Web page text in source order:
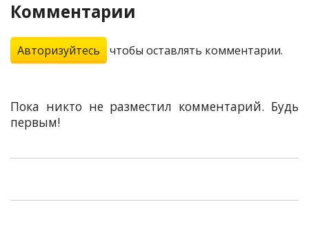
Комментарии
Авторизуйтесь чтобы оставлять комментарии.
Пока никто не разместил комментарий. Будь
первым!